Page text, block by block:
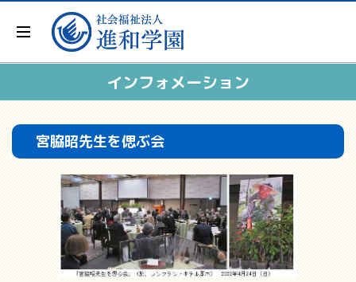
インフォメーション
宮脇昭先生を偲ぶ会